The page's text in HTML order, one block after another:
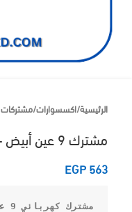
الرئيسية/اكسسوارات/مشتركات
مشترك 9 عين أبيض – اليوس
EGP563